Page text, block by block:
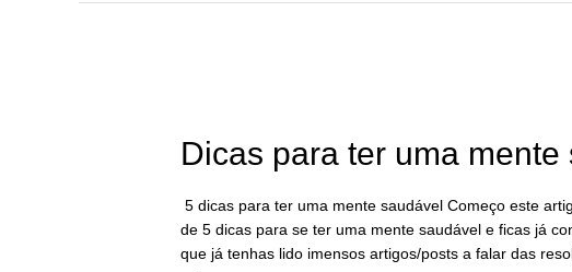
Dicas para ter uma mente
5 dicas para ter uma mente saudável Começo este
de 5 dicas para se ter uma mente saudável e ficas já
que já tenhas lido imensos artigos/posts a falar das
ter
uma
saudável